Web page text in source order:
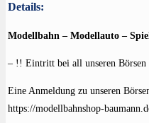
Details:
Modellbahn – Modellauto –
– !! Eintritt bei all unseren
Eine Anmeldung zu unseren
https://modellbahnshop-